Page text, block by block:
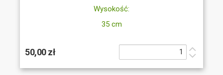
Wysokość:
35 cm
50,00 zł